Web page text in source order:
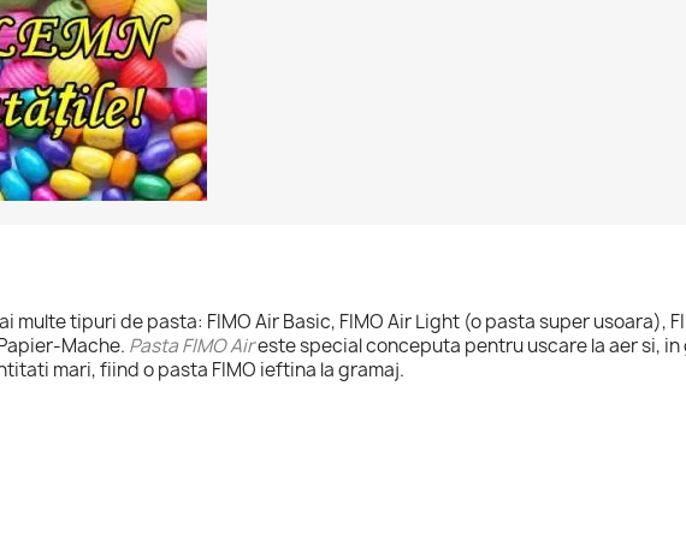
multe tipuri de pasta: FIMO Air Basic, FIMO Air Light (o pasta super usoara),
Mache. Pasta FIMO Aireste special conceputa pentru uscare la aer si, in
mari, fiind o pasta FIMO ieftina la gramaj.